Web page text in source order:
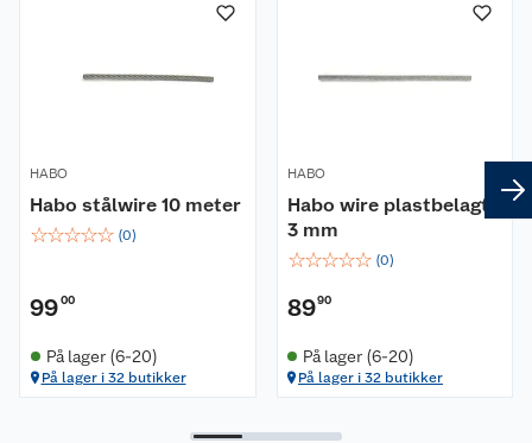
HABO
Habo stålwire 10 meter
☆☆☆☆☆ (0)
9900
På lager (6-20)
På lager i 32 butikker
HABO
Habo wire plastbelagt
3 mm
☆☆☆☆☆ (0)
8990
På lager (6-20)
På lager i 32 butikker